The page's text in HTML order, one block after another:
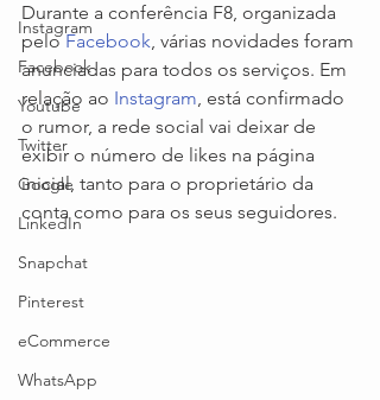
Instagram
Facebook
Youtube
Twitter
Google
LinkedIn
Snapchat
Pinterest
eCommerce
WhatsApp
Durante a conferência F8, organizada
pelo Facebook, várias novidades foram
anunciadas para todos os serviços. Em
relação ao Instagram, está confirmado
o rumor, a rede social vai deixar de
exibir o número de likes na página
inicial, tanto para o proprietário da
conta como para os seus seguidores.